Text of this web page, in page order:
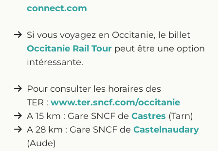
connect.com
Si vous voyagez en Occitanie, le billet
Occitanie Rail Tour peut être une option
intéressante.
Pour consulter les horaires des
TER : www.ter.sncf.com/occitanie
A 15 km : Gare SNCF de Castres (Tarn)
A 28 km : Gare SNCF de Castelnaudary
(Aude)